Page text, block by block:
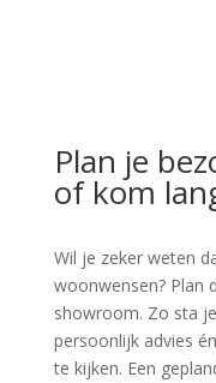
Plan je
of kom
Wil je zeker weten
woonwensen? Plan
showroom. Zo sta
persoonlijk advies
te kijken. Een